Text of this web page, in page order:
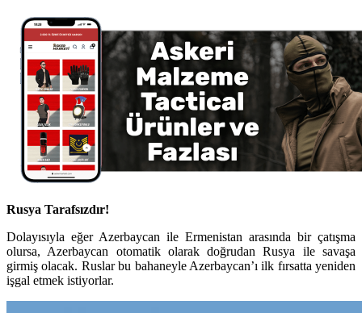
Rusya Tarafsızdır!
Dolayısıyla eğer Azerbaycan ile Ermenistan arasında bir çatışma
olursa, Azerbaycan otomatik olarak doğrudan Rusya ile savaşa
girmiş olacak. Ruslar bu bahaneyle Azerbaycan’ı ilk fırsatta yeniden
işgal etmek istiyorlar.